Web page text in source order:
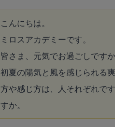
こんにちは。
ミロスアカデミーです。
皆さま、元気でお過ごしですか
初夏の陽気と風を感じられる
方や感じ方は、人それぞれで
すか。